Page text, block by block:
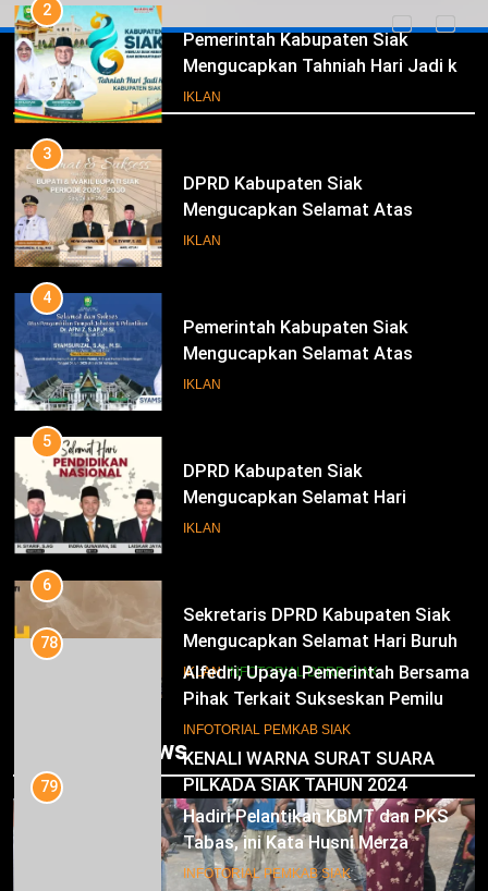
Iklan
2
Pemerintah Kabupaten Siak
Mengucapkan Tahniah Hari Jadi ke-
26 Kabupaten Siak
IKLAN
3
DPRD Kabupaten Siak
Mengucapkan Selamat Atas
Pengambilan Sumpah Jabatan
IKLAN
4
Pemerintah Kabupaten Siak
Mengucapkan Selamat Atas
Pengambilan Sumpah Jabatan
IKLAN
5
DPRD Kabupaten Siak
Mengucapkan Selamat Hari
Pendidikan Nasional
IKLAN
6
Sekretaris DPRD Kabupaten Siak
Mengucapkan Selamat Hari Buruh
IKLAN INFOTORIAL DPRD SIAK
KENALI WARNA SURAT SUARA
PILKADA SIAK TAHUN 2024
IKLAN
Trending News
78
Alfedri; Upaya Pemerintah Bersama
Pihak Terkait Sukseskan Pemilu
2024
INFOTORIAL PEMKAB SIAK
79
Hadiri Pelantikan KBMT dan PKS
Tabas, ini Kata Husni Merza
INFOTORIAL PEMKAB SIAK